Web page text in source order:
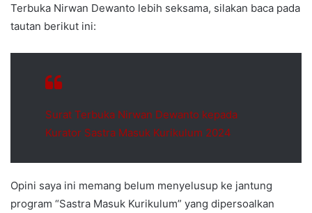
Terbuka Nirwan Dewanto lebih seksama, silakan baca pada
tautan berikut ini:
Surat Terbuka Nirwan Dewanto kepada
Kurator Sastra Masuk Kurikulum 2024
Opini saya ini memang belum menyelusup ke jantung
program “Sastra Masuk Kurikulum” yang dipersoalkan